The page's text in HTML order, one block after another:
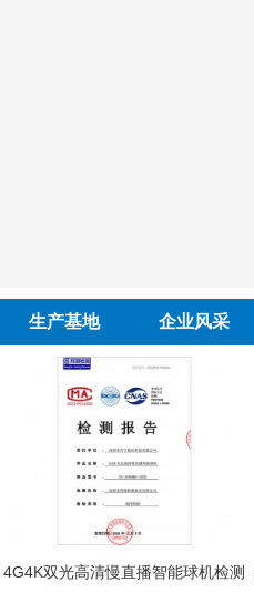
生产基地 企业风采
4G4K双光高清慢直播智能球机检测